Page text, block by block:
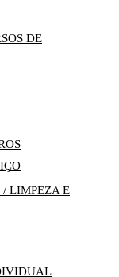
DE
LIMPEZA E